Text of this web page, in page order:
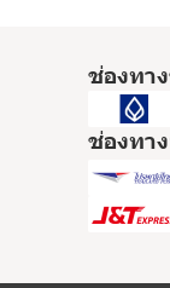
ช่องทาง
ช่องทา